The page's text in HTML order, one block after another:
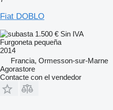
Fiat DOBLO
1.500 € Sin IVA
Furgoneta pequeña
2014
Francia, Ormesson-sur-Marne
Agorastore
Contacte con el vendedor